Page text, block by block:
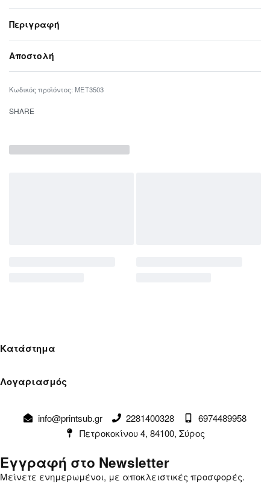
Περιγραφή
Αποστολή
MET3503
SHARE
Κατάστημα
Πολιτική Απορρήτου
Συναλλαγές
Λογαριασμός
Παραγγελίεςinfo@printsub.gr 2281400328
6974489958
Πετροκοκίνου 4, 84100, Σύρος
Εγγραφή στο Newsletter
Μείνετε ενημερωμένοι, με αποκλειστικές προσφορές.